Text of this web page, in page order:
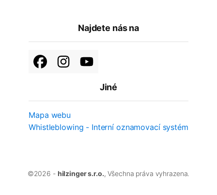
Najdete nás na
Jiné
Mapa webu
Whistleblowing - Interní oznamovací systém
©2026 - hilzinger s.r.o., Všechna práva vyhrazena.